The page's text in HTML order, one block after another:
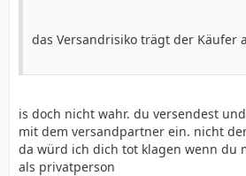
das Versandrisiko trägt der Käufer
is doch nicht wahr. du versendest
mit dem versandpartner ein. nicht
da würd ich dich tot klagen wenn du
als privatperson